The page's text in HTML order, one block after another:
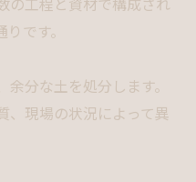
です。
分な土を処分します。
、現場の状況によって異